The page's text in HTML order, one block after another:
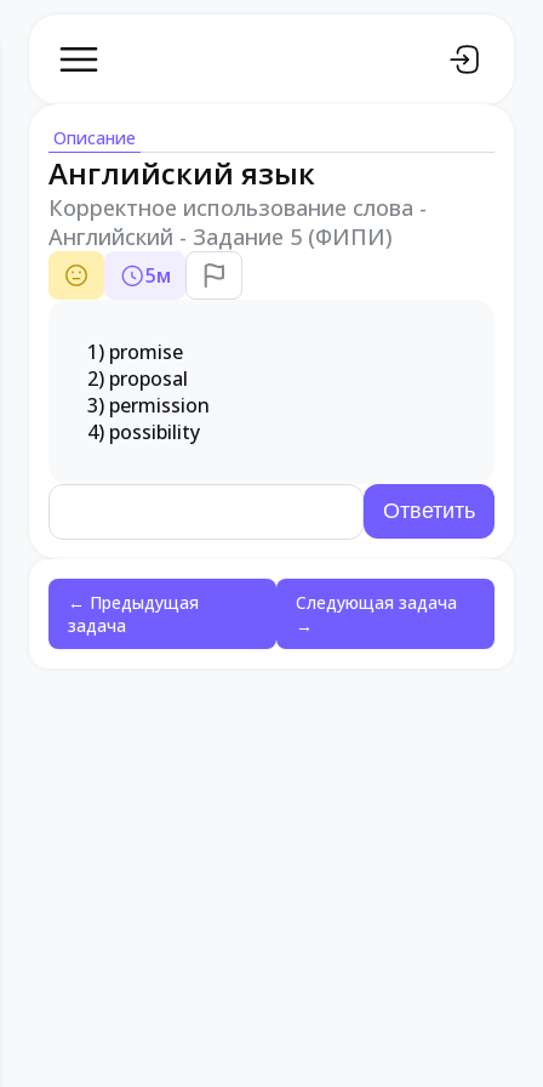
Описание
Английский язык
Корректное использование слова -
Английский - Задание 5 (ФИПИ)
5м
1) promise
2) proposal
3) permission
4) possibility
← Предыдущая
задача
Следующая задача
→